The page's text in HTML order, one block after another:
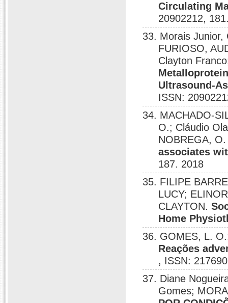
Circulating
20902212,
33. Morais Junior,
FURIOSO,
Clayton
Ultrasound-
ISSN:
34. MACHADO-
O.; Cláudio
NOBREGA,
associates
187. 2018
35. FILIPE
LUCY;
CLAYTON.
Home
36. GOMES, L.
Reações
, ISSN:
37. Diane
Gomes;